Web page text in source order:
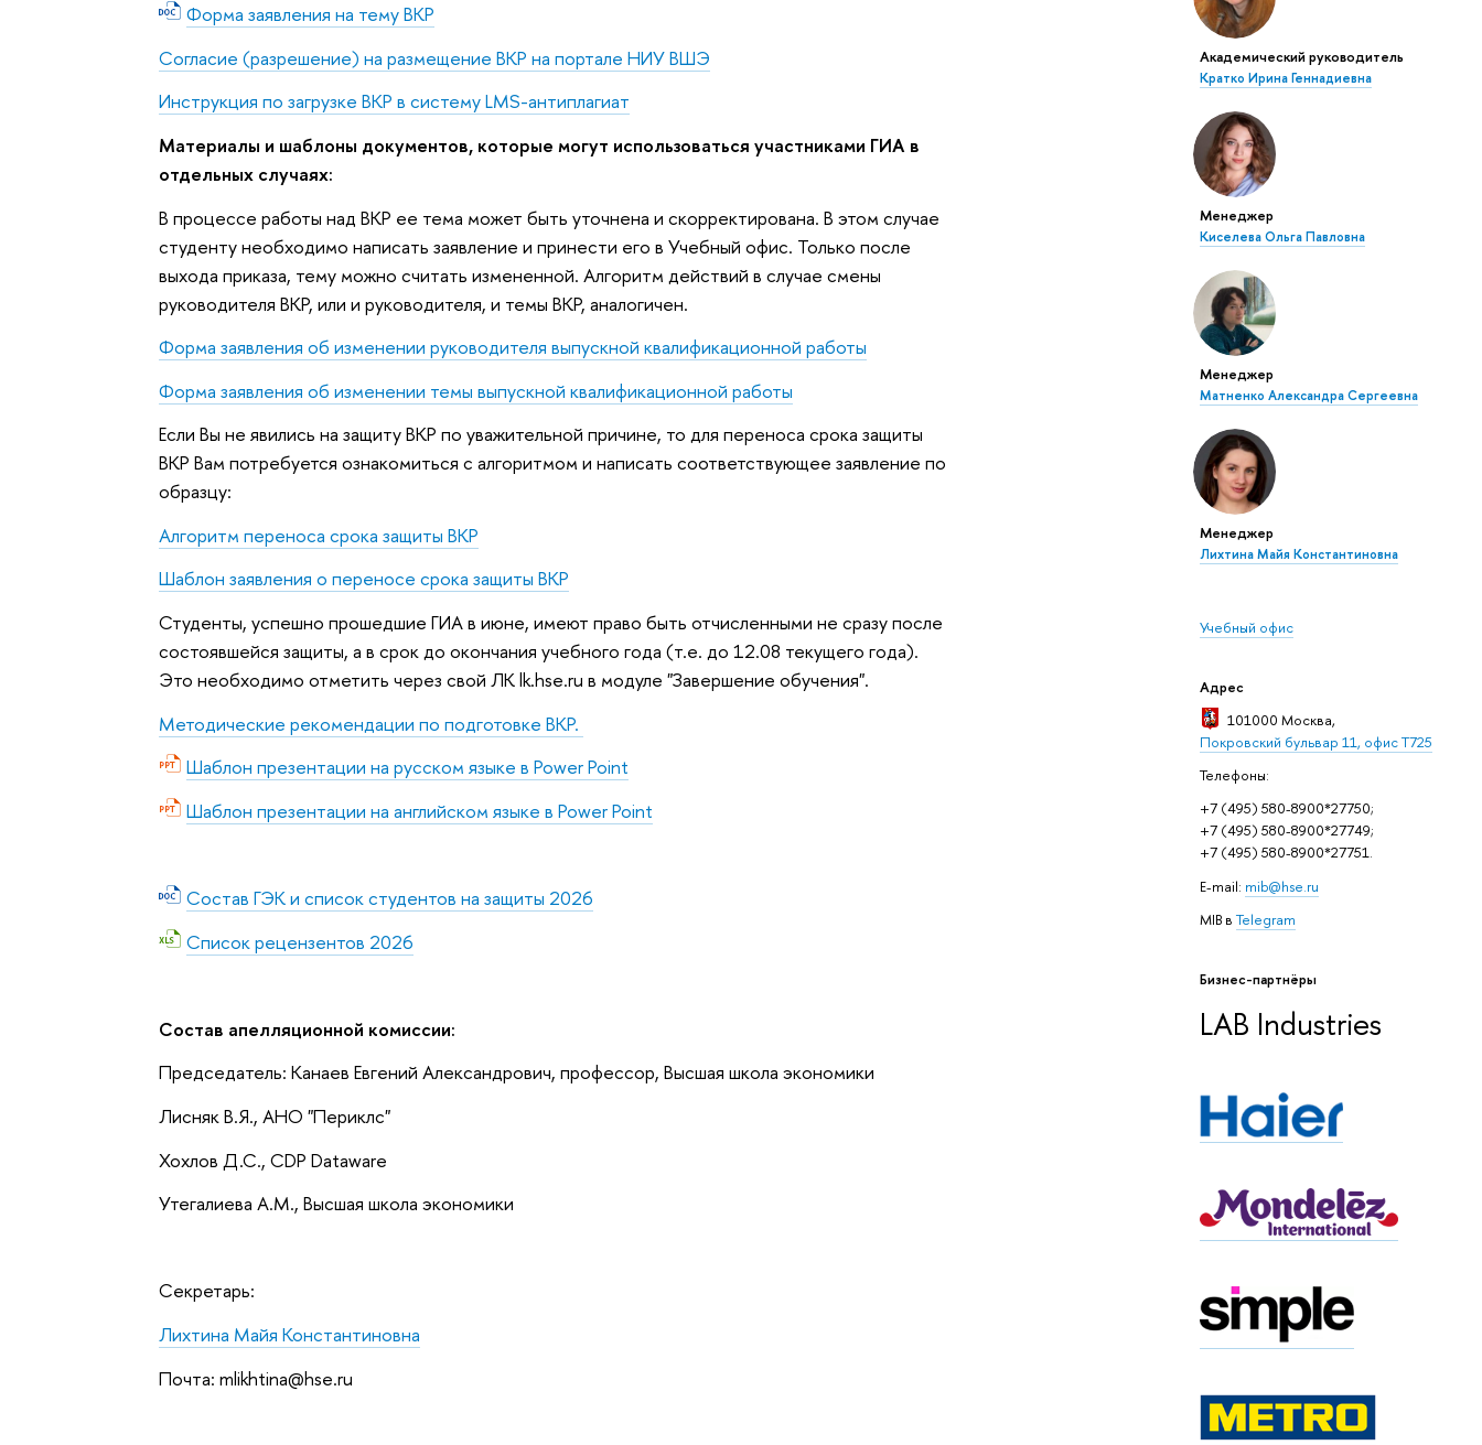
Академический руководитель
Кратко Ирина Геннадиевна
Менеджер
Киселева Ольга Павловна
Менеджер
Матненко Александра Сергеевна
Менеджер
Лихтина Майя Константиновна
Учебный офис
Адрес
101000 Москва,
Покровский бульвар 11, офис Т725
Телефоны:
+7 (495) 580-8900*27750;
+7 (495) 580-8900*27749;
+7 (495) 580-8900*27751.
E-mail: mib@hse.ru
MIB в Telegram
Бизнес-партнёры
LAB Industries
Форма заявления на тему ВКР
Согласие (разрешение) на размещение ВКР на портале НИУ ВШЭ
Инструкция по загрузке ВКР в систему LMS-антиплагиат
Материалы и шаблоны документов, которые могут использоваться участниками ГИА в
отдельных случаях:
В процессе работы над ВКР ее тема может быть уточнена и скорректирована. В этом случае
студенту необходимо написать заявление и принести его в Учебный офис. Только после
выхода приказа, тему можно считать измененной. Алгоритм действий в случае смены
руководителя ВКР, или и руководителя, и темы ВКР, аналогичен.
Форма заявления об изменении руководителя выпускной квалификационной работы
Форма заявления об изменении темы выпускной квалификационной работы
Если Вы не явились на защиту ВКР по уважительной причине, то для переноса срока защиты
ВКР Вам потребуется ознакомиться с алгоритмом и написать соответствующее заявление по
образцу:
Алгоритм переноса срока защиты ВКР
Шаблон заявления о переносе срока защиты ВКР
Студенты, успешно прошедшие ГИА в июне, имеют право быть отчисленными не сразу после
состоявшейся защиты, а в срок до окончания учебного года (т.е. до 12.08 текущего года).
Это необходимо отметить через свой ЛК lk.hse.ru в модуле "Завершение обучения".
Методические рекомендации по подготовке ВКР.
Шаблон презентации на русском языке в Power Point
Шаблон презентации на английском языке в Power Point
Состав ГЭК и список студентов на защиты 2026
Список рецензентов 2026
Состав апелляционной комиссии:
Председатель: Канаев Евгений Александрович, профессор, Высшая школа экономики
Лисняк В.Я., АНО "Периклс"
Хохлов Д.С., CDP Dataware
Утегалиева А.М., Высшая школа экономики
Секретарь:
Лихтина Майя Константиновна
Почта: mlikhtina@hse.ru